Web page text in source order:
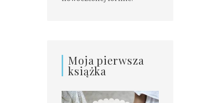
Moja pierwsza
książka